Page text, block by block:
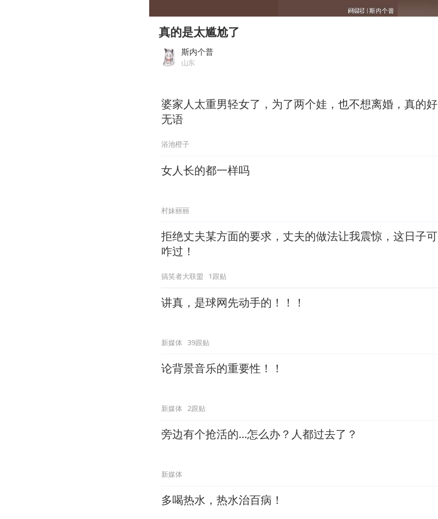
胡彦斌获《歌手2026》歌王
日本试射“战斧”导弹，国防部回应
真的是太尴尬了
斯内个普
山东
婆家人太重男轻女了，为了两个娃，也不想离婚，真的好
无语
浴池橙子
女人长的都一样吗
村妹丽丽
拒绝丈夫某方面的要求，丈夫的做法让我震惊，这日子可
咋过！
搞笑者大联盟 1跟贴
讲真，是球网先动手的！！！
新媒体 39跟贴
论背景音乐的重要性！！
新媒体 2跟贴
旁边有个抢活的…怎么办？人都过去了？
新媒体
多喝热水，热水治百病！